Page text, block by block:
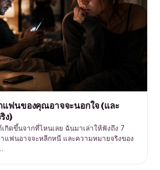
ฟนของคุณอาจจะนอกใจ (และ
ง)
เกิดขึ้นจากที่ไหนเลย ฉันมาเล่าให้ฟังถึง 7
ฟนอาจจะหลีกหนี และความหมายจริงของ